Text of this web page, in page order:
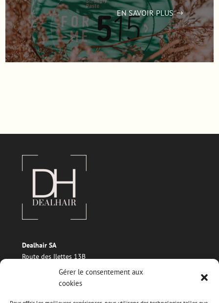
Gérer le consentement aux
cookies
EN SAVOIR PLUS
Dealhair SA
Route des Ilettes 13B
1869 Massongex
Téléphone : +41 21 960 17 38